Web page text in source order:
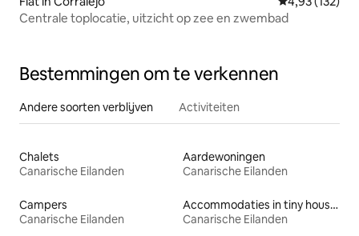
Centrale toplocatie, uitzicht op zee en zwembad
Bestemmingen om te verkennen
Andere soorten verblijven Activiteiten
Chalets
Canarische Eilanden
Aardewoningen
Canarische Eilanden
Campers
Canarische Eilanden
Accommodaties in tiny houses
Canarische Eilanden